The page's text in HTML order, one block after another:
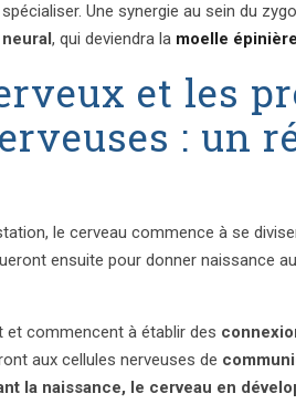
Une synergie au sein du
, qui deviendra la moelle
et les
: un
le cerveau commence à se
ensuite pour donner naissance
et commencent à établir des
aux cellules nerveuses de
la naissance, le cerveau en